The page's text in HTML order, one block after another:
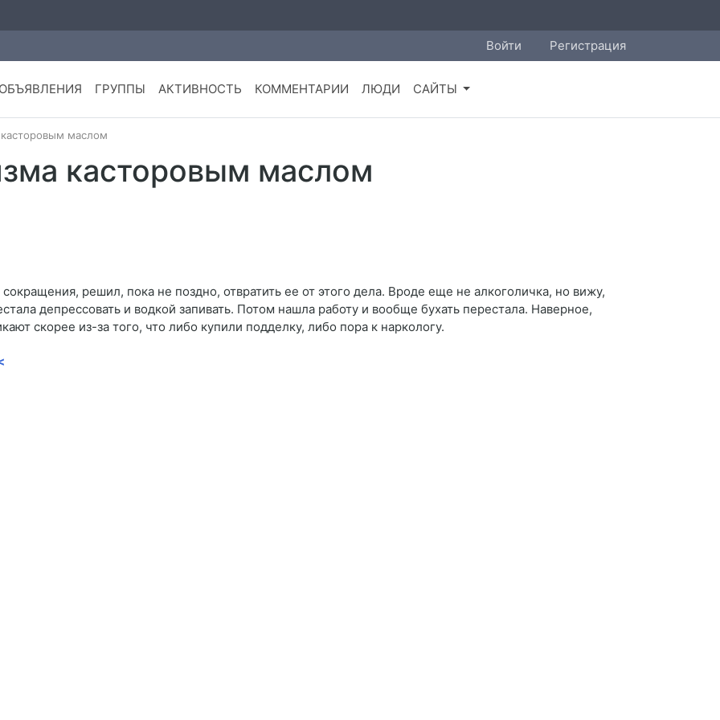
Войти Регистрация
ОБЪЯВЛЕНИЯ ГРУППЫ АКТИВНОСТЬ КОММЕНТАРИИ ЛЮДИ САЙТЫ
маслом
касторовым маслом
решил, пока не поздно, отвратить ее от этого дела. Вроде еще не алкоголичка, но вижу,
депрессовать и водкой запивать. Потом нашла работу и вообще бухать перестала. Наверное,
скорее из-за того, что либо купили подделку, либо пора к наркологу.